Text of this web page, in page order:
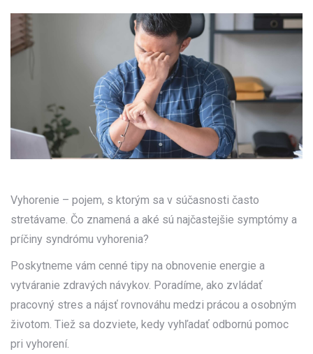
Vyhorenie – pojem, s ktorým sa v súčasnosti často
stretávame. Čo znamená a aké sú najčastejšie symptómy a
príčiny syndrómu vyhorenia?
Poskytneme vám cenné tipy na obnovenie energie a
vytváranie zdravých návykov. Poradíme, ako zvládať
pracovný stres a nájsť rovnováhu medzi prácou a osobným
životom. Tiež sa dozviete, kedy vyhľadať odbornú pomoc
pri vyhorení.